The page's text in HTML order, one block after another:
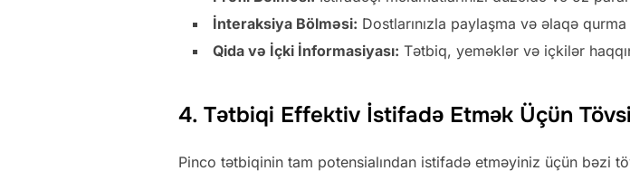
İnteraksiya Bölməsi: Dostlarınızla paylaşma və əlaqə qurma
Qida və İçki İnformasiyası: Tətbiq, yeməklər və içkilər
4. Tətbiqi Effektiv İstifadə Etmək Üçün
Pinco tətbiqinin tam potensialından istifadə etməyiniz üçün bəzi